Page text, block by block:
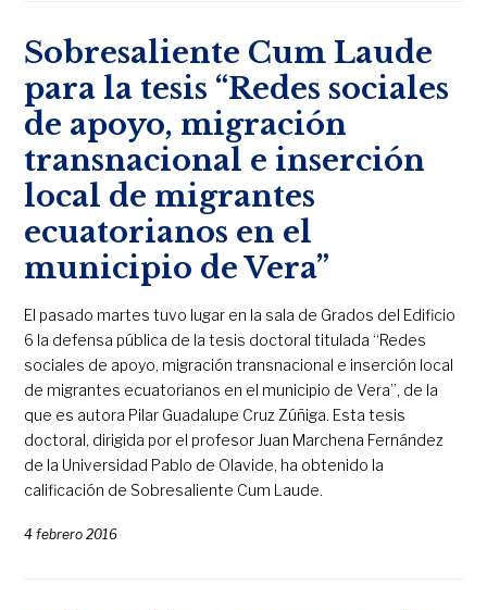
Sobresaliente Cum Laude
para la tesis “Redes sociales
de apoyo, migración
transnacional e inserción
local de migrantes
ecuatorianos en el
municipio de Vera”
El pasado martes tuvo lugar en la sala de Grados del Edificio
6 la defensa pública de la tesis doctoral titulada “Redes
sociales de apoyo, migración transnacional e inserción local
de migrantes ecuatorianos en el municipio de Vera”, de la
que es autora Pilar Guadalupe Cruz Zúñiga. Esta tesis
doctoral, dirigida por el profesor Juan Marchena Fernández
de la Universidad Pablo de Olavide, ha obtenido la
calificación de Sobresaliente Cum Laude.
4 febrero 2016